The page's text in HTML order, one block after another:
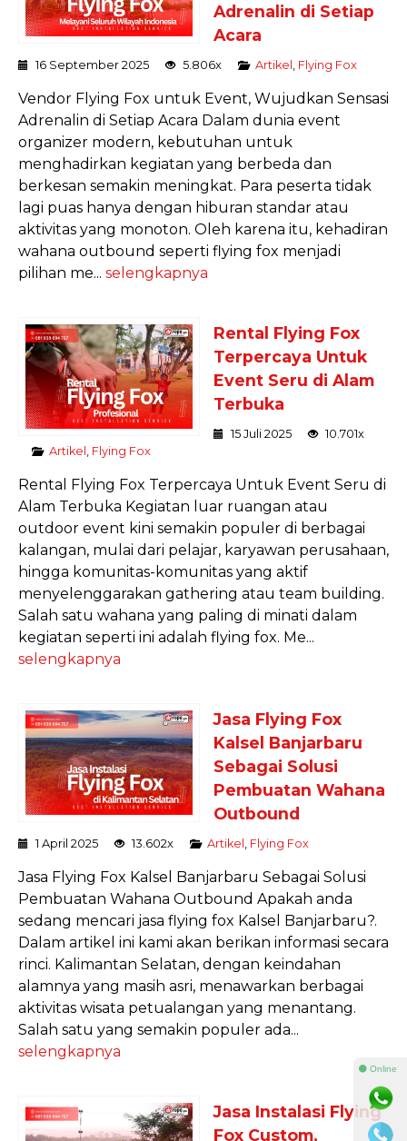
Adrenalin di Setiap
Acara
16 September 2025 5.806x Artikel Flying Fox
Vendor Flying Fox untuk Event, Wujudkan Sensasi
Adrenalin di Setiap Acara Dalam dunia event
organizer modern, kebutuhan untuk
menghadirkan kegiatan yang berbeda dan
berkesan semakin meningkat. Para peserta tidak
lagi puas hanya dengan hiburan standar atau
aktivitas yang monoton. Oleh karena itu, kehadiran
wahana outbound seperti flying fox menjadi
pilihan me... selengkapnya
Rental Flying Fox
Terpercaya Untuk
Event Seru di Alam
Terbuka
15 Juli 2025
10.701x
Artikel
Flying Fox
Rental Flying Fox Terpercaya Untuk Event Seru di
Alam Terbuka Kegiatan luar ruangan atau
outdoor event kini semakin populer di berbagai
kalangan, mulai dari pelajar, karyawan perusahaan,
hingga komunitas-komunitas yang aktif
menyelenggarakan gathering atau team building.
Salah satu wahana yang paling di minati dalam
kegiatan seperti ini adalah flying fox. Me...
selengkapnya
Jasa Flying Fox
Kalsel Banjarbaru
Sebagai Solusi
Pembuatan Wahana
Outbound
1 April 2025 13.602x Artikel Flying Fox
Jasa Flying Fox Kalsel Banjarbaru Sebagai Solusi
Pembuatan Wahana Outbound Apakah anda
sedang mencari jasa flying fox Kalsel Banjarbaru?.
Dalam artikel ini kami akan berikan informasi secara
rinci. Kalimantan Selatan, dengan keindahan
alamnya yang masih asri, menawarkan berbagai
aktivitas wisata petualangan yang menantang.
Salah satu yang semakin populer ada...
selengkapnya
Jasa Instalasi Flying
Fox Custom,
⚫ Online